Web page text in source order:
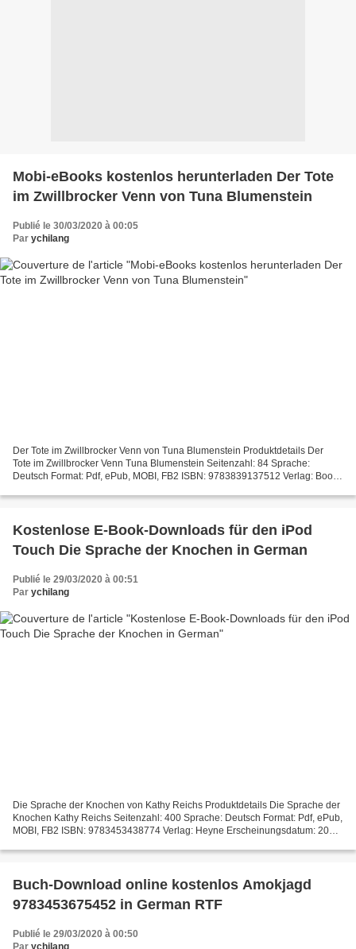
Mobi-eBooks kostenlos herunterladen Der Tote
im Zwillbrocker Venn von Tuna Blumenstein
Publié le 30/03/2020 à 00:05
Par ychilang
Der Tote im Zwillbrocker Venn von Tuna Blumenstein Produktdetails Der
Tote im Zwillbrocker Venn Tuna Blumenstein Seitenzahl: 84 Sprache:
Deutsch Format: Pdf, ePub, MOBI, FB2 ISBN: 9783839137512 Verlag: Books
Kostenlose E-Book-Downloads für den iPod
Touch Die Sprache der Knochen in German
Publié le 29/03/2020 à 00:51
Par ychilang
Die Sprache der Knochen von Kathy Reichs Produktdetails Die Sprache der
Knochen Kathy Reichs Seitenzahl: 400 Sprache: Deutsch Format: Pdf, ePub,
MOBI, FB2 ISBN: 9783453438774 Verlag: Heyne Erscheinungsdatum: 2017
Buch-Download online kostenlos Amokjagd
9783453675452 in German RTF
Publié le 29/03/2020 à 00:50
Par ychilang